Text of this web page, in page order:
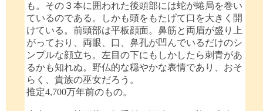
も。その３本に囲われた後頭部には蛇が蜷局を巻い
ているのである。しかも頭をもたげて口を大きく開
けている。前頭部は平板顔面。鼻筋と両眉が盛り上
がっており、両眼、口、鼻孔が凹んでいるだけのシ
ンプルな顔立ち。左目の下にもしかしたら刺青があ
るかも知れぬ。野仏的な穏やかな表情であり、おそ
らく、貴族の巫女だろう。
推定4,700万年前のもの。